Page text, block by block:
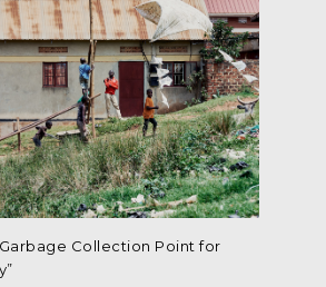
Collection Point for